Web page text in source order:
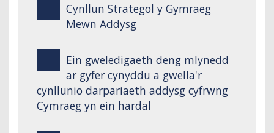
Cynllun Strategol y Gymraeg
Mewn Addysg
Ein gweledigaeth deng mlynedd
ar gyfer cynyddu a gwella'r
cynllunio darpariaeth addysg cyfrwng
Cymraeg yn ein hardal